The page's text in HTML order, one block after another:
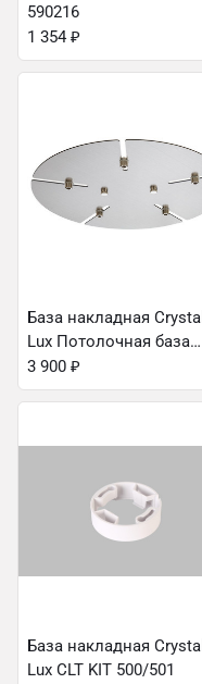
590216
1 354 ₽
База накладная Crystal
Lux Потолочная база
D350-5 NICKEL
3 900 ₽
База накладная Crystal
Lux CLT KIT 500/501